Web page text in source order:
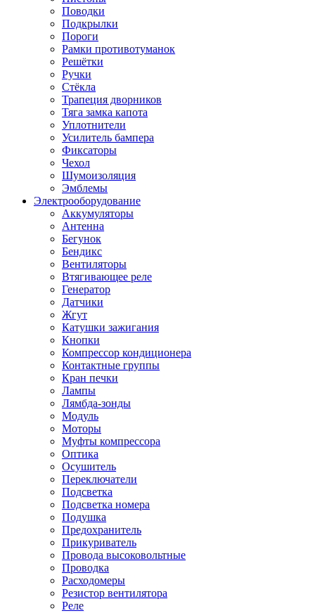
Поводки
Подкрылки
Пороги
Рамки противотуманок
Решётки
Ручки
Стёкла
Трапеция дворников
Тяга замка капота
Уплотнители
Усилитель бампера
Фиксаторы
Чехол
Шумоизоляция
Эмблемы
Электрооборудование
Аккумуляторы
Антенна
Бегунок
Бендикс
Вентиляторы
Втягивающее реле
Генератор
Датчики
Жгут
Катушки зажигания
Кнопки
Компрессор кондиционера
Контактные группы
Кран печки
Лампы
Лямбда-зонды
Модуль
Моторы
Муфты компрессора
Оптика
Осушитель
Переключатели
Подсветка
Подсветка номера
Подушка
Предохранитель
Прикуриватель
Провода высоковольтные
Проводка
Расходомеры
Резистор вентилятора
Реле